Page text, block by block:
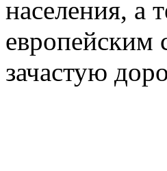
населения, а
европейским
зачастую